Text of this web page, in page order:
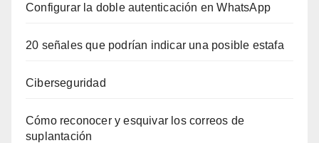
Configurar la doble autenticación en WhatsApp
20 señales que podrían indicar una posible estafa
Ciberseguridad
Cómo reconocer y esquivar los correos de
suplantación